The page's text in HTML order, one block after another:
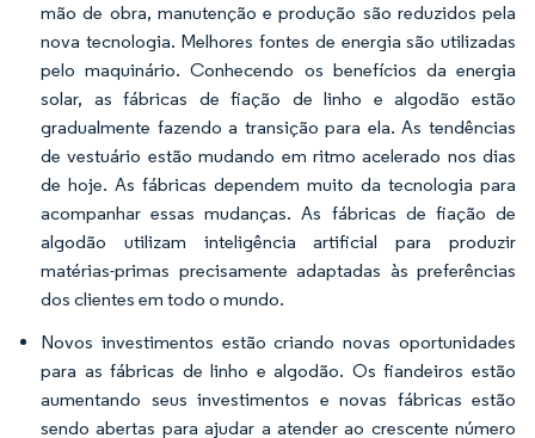
mão de obra, manutenção e produção são reduzidos pela
nova tecnologia. Melhores fontes de energia são utilizadas
pelo maquinário. Conhecendo os benefícios da energia
solar, as fábricas de fiação de linho e algodão estão
gradualmente fazendo a transição para ela. As tendências
de vestuário estão mudando em ritmo acelerado nos dias
de hoje. As fábricas dependem muito da tecnologia para
acompanhar essas mudanças. As fábricas de fiação de
algodão utilizam inteligência artificial para produzir
matérias-primas precisamente adaptadas às preferências
dos clientes em todo o mundo.
Novos investimentos estão criando novas oportunidades
para as fábricas de linho e algodão. Os fiandeiros estão
aumentando seus investimentos e novas fábricas estão
sendo abertas para ajudar a atender ao crescente número